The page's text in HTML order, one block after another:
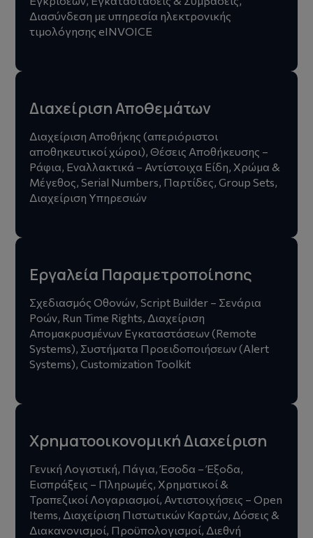
Διασύνδεση με υπηρεσία ηλεκτρονικής
τιμολόγησης eINVOICE
Διαχείριση Αποθεμάτων
Διαχείριση Αποθήκης (απεριόριστοι
αποθηκευτικοί χώροι), Θέσεις Αποθήκευσης –
Ράφια, Εναλλακτικά – Αντίστοιχα Είδη, Χρώμα &
Μέγεθος, Serial Numbers, Παρτίδες, Group Sets,
Διαχείριση Υπηρεσιών
Εργαλεία Παραμετροποίησης
Σχεδιασμός Οθονών, Script Builder – Σενάρια
Ροών, Run Time Rights, Διαχείριση
Απομακρυσμένων Εγκαταστάσεων (Remote
Systems), Συστήματα Προειδοποιήσεων (Alert
Systems), Customization Toolkit
Χρηματοοικονομική Διαχείριση
Γενική Λογιστική, Πάγια, Έσοδα – Έξοδα,
Εισπράξεις – Πληρωμές, Χρηματικοί &
Τραπεζικοί Λογαριασμοί, Αντιστοιχήσεις – Open
Items, Διαχείριση Πιστωτικών Καρτών, Δόσεις &
Διακανονισμοί, Προϋπολογισμοί, Διεθνή